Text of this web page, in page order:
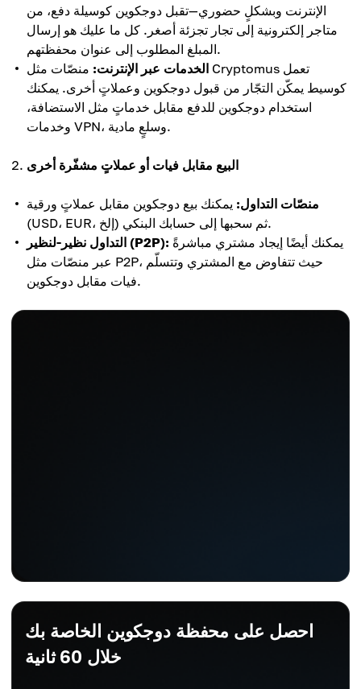
الإنترنت وبشكلٍ حضوري—تقبل دوجكوين كوسيلة دفع، من
متاجر إلكترونية إلى تجار تجزئة أصغر. كل ما عليك هو إرسال
المبلغ المطلوب إلى عنوان محفظتهم.
الخدمات عبر الإنترنت: منصّات مثل Cryptomus تعمل
كوسيط يمكّن التجّار من قبول دوجكوين وعملاتٍ أخرى. يمكنك
استخدام دوجكوين للدفع مقابل خدماتٍ مثل الاستضافة،
وخدمات VPN، وسلعٍ مادية.
البيع مقابل فيات أو عملاتٍ مشفّرة أخرى
منصّات التداول: يمكنك بيع دوجكوين مقابل عملاتٍ ورقية
(USD، EUR، إلخ) ثم سحبها إلى حسابك البنكي.
التداول نظير-لنظير (P2P):
عبر منصّات مثل P2P، حيث تتفاوض مع المشتري وتتسلّم
فيات مقابل دوجكوين.
احصل على محفظة دوجكوين الخاصة بك
خلال 60 ثانية